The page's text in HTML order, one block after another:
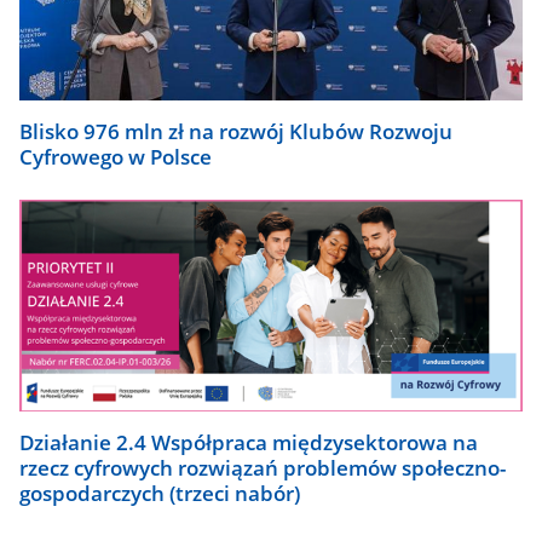
Blisko 976 mln zł na rozwój Klubów Rozwoju
Cyfrowego w Polsce
Działanie 2.4 Współpraca międzysektorowa na
rzecz cyfrowych rozwiązań problemów społeczno-
gospodarczych (trzeci nabór)